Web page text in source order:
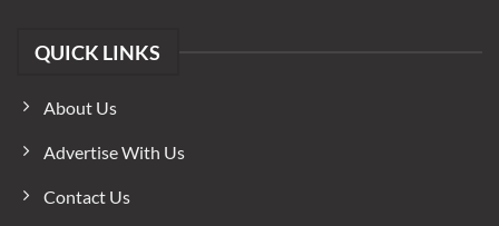
QUICK LINKS
About Us
Advertise With Us
Contact Us